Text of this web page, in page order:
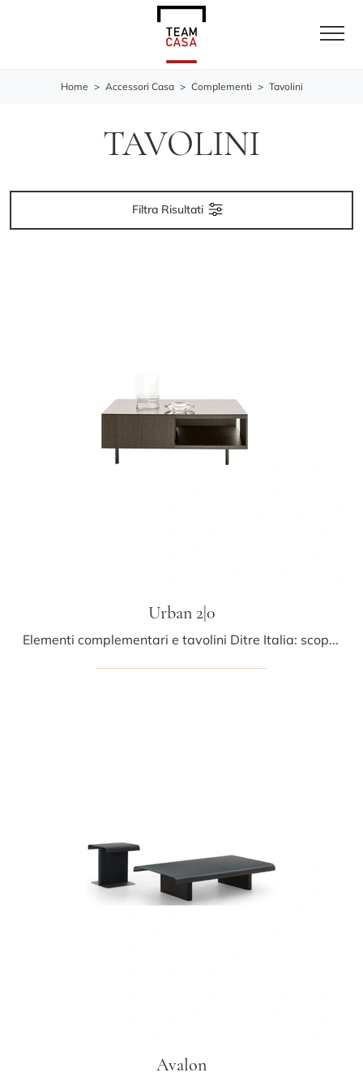
Home > Accessori Casa > Complementi > Tavolini
TAVOLINI
Filtra Risultati
Urban 2|0
Elementi complementari e tavolini Ditre Italia: scopri come impreziosire i tuoi spazi moderni con il modello Urban 2|0.
Avalon